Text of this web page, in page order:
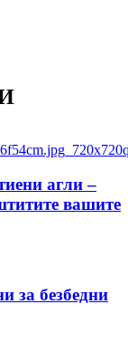
агли –
вашите
за безбедни